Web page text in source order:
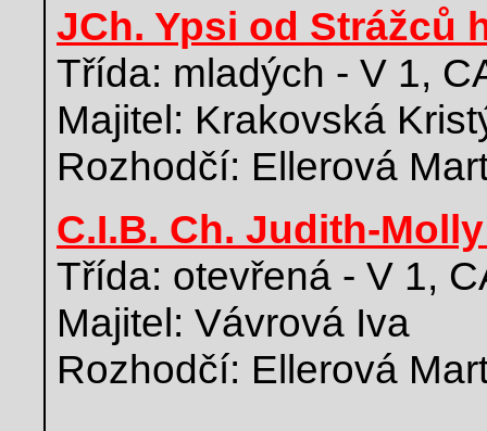
JCh. Ypsi od Strážců
Třída: mladých - V 1,
Majitel: Krakovská
Rozhodčí: Ellerová
C.I.B. Ch. Judith-
Třída: otevřená - V 1,
Majitel: Vávrová Iva
Rozhodčí: Ellerová